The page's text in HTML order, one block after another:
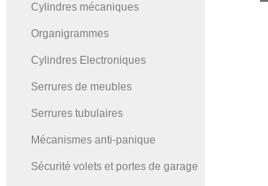
Cylindres mécaniques
Organigrammes
Cylindres Electroniques
Serrures de meubles
Serrures tubulaires
Mécanismes anti-panique
Sécurité volets et portes de garage